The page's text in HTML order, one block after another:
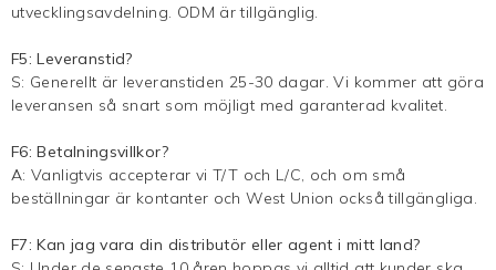
utvecklingsavdelning. ODM är tillgänglig.
F5: Leveranstid?
S: Generellt är leveranstiden 25-30 dagar. Vi kommer att göra
leveransen så snart som möjligt med garanterad kvalitet.
F6: Betalningsvillkor?
A: Vanligtvis accepterar vi T/T och L/C, och om små
beställningar är kontanter och West Union också tillgängliga.
F7: Kan jag vara din distributör eller agent i mitt land?